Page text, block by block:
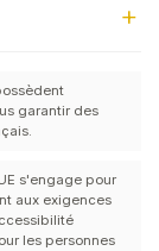
garantir des
s'engage pour
aux exigences
les personnes